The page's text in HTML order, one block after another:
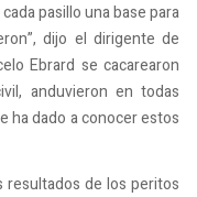
pasillo una base para
dijo el dirigente de
Ebrard se cacarearon
anduvieron en todas
ha dado a conocer estos
resultados de los peritos